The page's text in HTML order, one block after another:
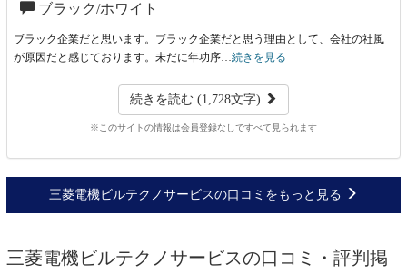
ブラック/ホワイト
ブラック企業だと思います。ブラック企業だと思う理由として、会社の社風
が原因だと感じております。未だに年功序…続きを見る
続きを読む (1,728文字)
※このサイトの情報は会員登録なしですべて見られます
三菱電機ビルテクノサービスの口コミをもっと見る
三菱電機ビルテクノサービスの口コミ・評判掲